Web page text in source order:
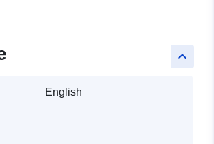
keyboard_arrow_up
English